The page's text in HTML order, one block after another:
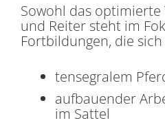
Sowohl das optimierte
und Reiter steht im
Fortbildungen, die
tensegralem
aufbauender
im Sattel